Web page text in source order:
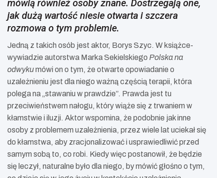
mówią również osoby znane. Dostrzegają one,
jak dużą wartość niesie otwarta i szczera
rozmowa o tym problemie.
Jedną z takich osób jest aktor, Borys Szyc. W książce-
wywiadzie autorstwa Marka Sekielskiego Polska na
odwykumówi on o tym, że otwarte opowiadanie o
uzależnieniu jest dla niego ważną częścią terapii, która
polega na „stawaniu w prawdzie”. Prawda jest tu
przeciwieństwem nałogu, który wiąże się z trwaniem w
kłamstwie i iluzji. Aktor wspomina, że podobnie jak inne
osoby z problemem uzależnienia, przez wiele lat uciekał się
do kłamstwa, aby zracjonalizować i usprawiedliwić przed
samym sobą to, co robi. Kiedy więc postanowił, że będzie
się leczył, naturalne było dla niego, by mówić głośno o tym,